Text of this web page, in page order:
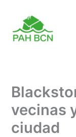
content
vecinas
ciudad